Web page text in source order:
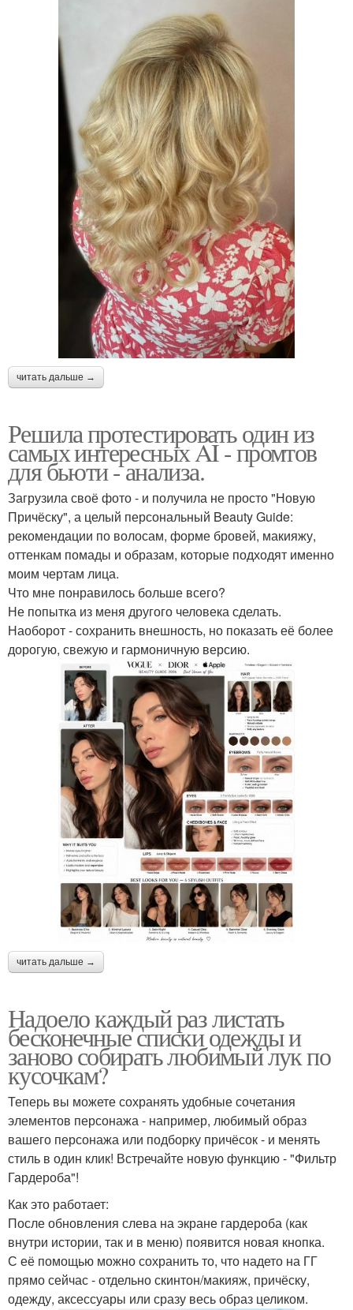
читать дальше →
Решила протестировать один из
самых интересных AI - промтов
для бьюти - анализа.
Загрузила своё фото - и получила не просто "Новую
Причёску", а целый персональный Beauty Guide:
рекомендации по волосам, форме бровей, макияжу,
оттенкам помады и образам, которые подходят именно
моим чертам лица.
Что мне понравилось больше всего?
Не попытка из меня другого человека сделать.
Наоборот - сохранить внешность, но показать её более
дорогую, свежую и гармоничную версию.
читать дальше →
Надоело каждый раз листать
бесконечные списки одежды и
заново собирать любимый лук по
кусочкам?
Теперь вы можете сохранять удобные сочетания
элементов персонажа - например, любимый образ
вашего персонажа или подборку причёсок - и менять
стиль в один клик! Встречайте новую функцию - "Фильтр
Гардероба"!
Как это работает:
После обновления слева на экране гардероба (как
внутри истории, так и в меню) появится новая кнопка.
С её помощью можно сохранить то, что надето на ГГ
прямо сейчас - отдельно скинтон/макияж, причёску,
одежду, аксессуары или сразу весь образ целиком.